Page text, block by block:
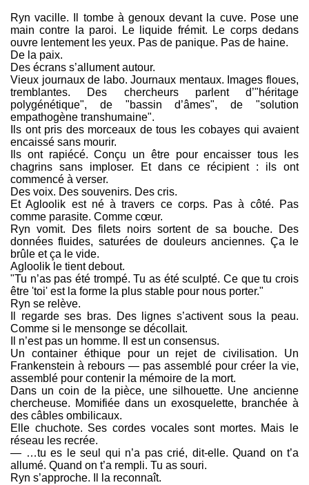
Ryn vacille. Il tombe à genoux devant la cuve. Pose une
main contre la paroi. Le liquide frémit. Le corps dedans
ouvre lentement les yeux. Pas de panique. Pas de haine.
De la paix.
Des écrans s’allument autour.
Vieux journaux de labo. Journaux mentaux. Images floues,
tremblantes. Des chercheurs parlent d’"héritage
polygénétique", de "bassin d’âmes", de "solution
empathogène transhumaine".
Ils ont pris des morceaux de tous les cobayes qui avaient
encaissé sans mourir.
Ils ont rapiécé. Conçu un être pour encaisser tous les
chagrins sans imploser. Et dans ce récipient : ils ont
commencé à verser.
Des voix. Des souvenirs. Des cris.
Et Agloolik est né à travers ce corps. Pas à côté. Pas
comme parasite. Comme cœur.
Ryn vomit. Des filets noirs sortent de sa bouche. Des
données fluides, saturées de douleurs anciennes. Ça le
brûle et ça le vide.
Agloolik le tient debout.
"Tu n’as pas été trompé. Tu as été sculpté. Ce que tu crois
être 'toi' est la forme la plus stable pour nous porter."
Ryn se relève.
Il regarde ses bras. Des lignes s’activent sous la peau.
Comme si le mensonge se décollait.
Il n’est pas un homme. Il est un consensus.
Un container éthique pour un rejet de civilisation. Un
Frankenstein à rebours — pas assemblé pour créer la vie,
assemblé pour contenir la mémoire de la mort.
Dans un coin de la pièce, une silhouette. Une ancienne
chercheuse. Momifiée dans un exosquelette, branchée à
des câbles ombilicaux.
Elle chuchote. Ses cordes vocales sont mortes. Mais le
réseau les recrée.
— …tu es le seul qui n’a pas crié, dit-elle. Quand on t’a
allumé. Quand on t’a rempli. Tu as souri.
Ryn s’approche. Il la reconnaît.